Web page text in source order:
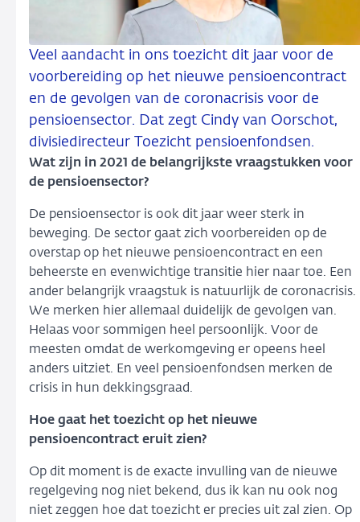
Veel aandacht in ons toezicht dit jaar voor de
voorbereiding op het nieuwe pensioencontract
en de gevolgen van de coronacrisis voor de
pensioensector. Dat zegt Cindy van Oorschot,
divisiedirecteur Toezicht pensioenfondsen.
Wat zijn in 2021 de belangrijkste vraagstukken voor
de pensioensector?
De pensioensector is ook dit jaar weer sterk in
beweging. De sector gaat zich voorbereiden op de
overstap op het nieuwe pensioencontract en een
beheerste en evenwichtige transitie hier naar toe. Een
ander belangrijk vraagstuk is natuurlijk de coronacrisis.
We merken hier allemaal duidelijk de gevolgen van.
Helaas voor sommigen heel persoonlijk. Voor de
meesten omdat de werkomgeving er opeens heel
anders uitziet. En veel pensioenfondsen merken de
crisis in hun dekkingsgraad.
Hoe gaat het toezicht op het nieuwe
pensioencontract eruit zien?
Op dit moment is de exacte invulling van de nieuwe
regelgeving nog niet bekend, dus ik kan nu ook nog
niet zeggen hoe dat toezicht er precies uit zal zien. Op